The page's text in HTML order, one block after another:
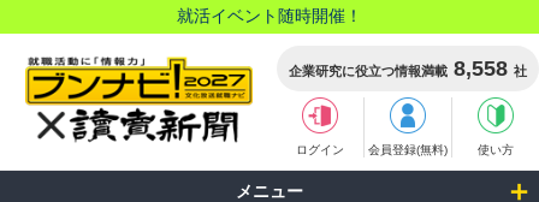
就活イベント随時開催！
企業研究に役立つ情報満載 8,558 社
ログイン 会員登録(無料) 使い方
メニュー